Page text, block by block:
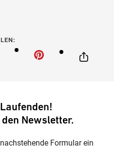
Newsletter.
Formular ein